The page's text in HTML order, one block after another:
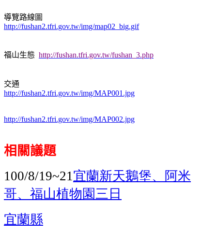
導覽路線圖
http://fushan2.tfri.gov.tw/img/map02_big.gif
福山生態 http://fushan.tfri.gov.tw/fushan_3.php
交通
http://fushan2.tfri.gov.tw/img/MAP001.jpg
http://fushan2.tfri.gov.tw/img/MAP002.jpg
相關議題
100/8/19~21 宜蘭新天鵝堡、阿米
哥、福山植物園三日
宜蘭縣